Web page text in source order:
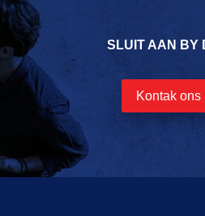
SLUIT AAN BY
Kontak ons